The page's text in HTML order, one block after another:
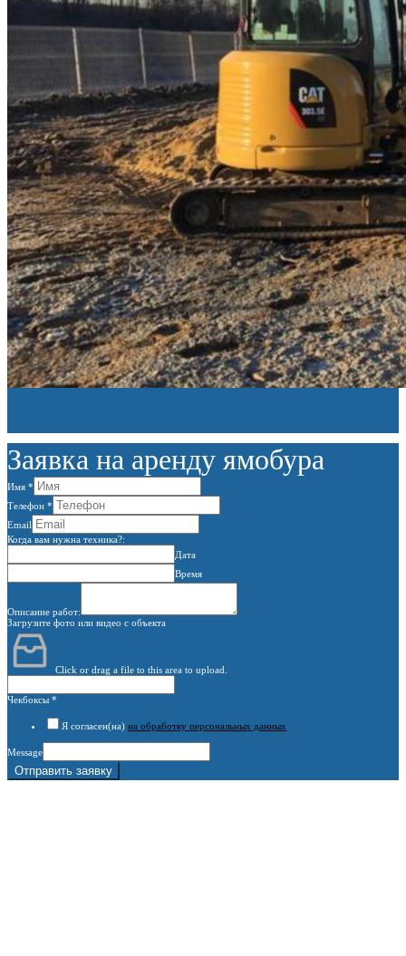
Заявка на аренду ямобура
Имя *
Телефон *
Email
Когда вам нужна техника?:
Дата
Время
Описание работ:
Загрузите фото или видео с объекта
Click or drag a file to this area to upload.
Чекбоксы *
Я согласен(на) на обработку персональных данных
Message
Отправить заявку